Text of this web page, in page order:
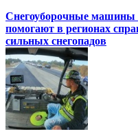
Снегоуборочные машины
помогают в регионах
сильных снегопадов